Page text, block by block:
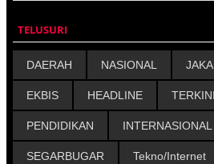
TELUSURI
DAERAH NASIONAL
EKBIS HEADLINE TERKINI
PENDIDIKAN INTERNASIONAL
SEGARBUGAR Tekno/Internet